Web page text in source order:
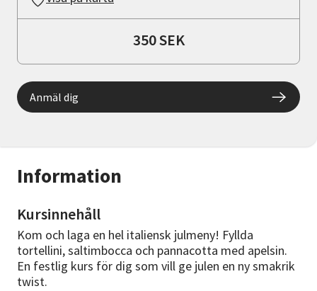
Information
Kursinnehåll
Kom och laga en hel italiensk julmeny! Fyllda
tortellini, saltimbocca och pannacotta med apelsin.
En festlig kurs för dig som vill ge julen en ny smakrik
twist.
350 SEK
Anmäl dig